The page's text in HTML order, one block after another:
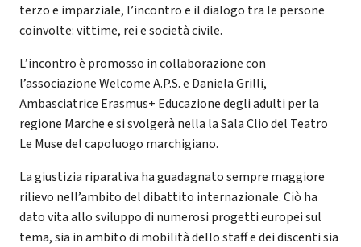
terzo e imparziale, l’incontro e il dialogo tra le persone
coinvolte: vittime, rei e società civile.
L’incontro è promosso in collaborazione con
l’associazione Welcome A.P.S. e Daniela Grilli,
Ambasciatrice Erasmus+ Educazione degli adulti per la
regione Marche e si svolgerà nella la Sala Clio del Teatro
Le Muse del capoluogo marchigiano.
La giustizia riparativa ha guadagnato sempre maggiore
rilievo nell’ambito del dibattito internazionale. Ciò ha
dato vita allo sviluppo di numerosi progetti europei sul
tema, sia in ambito di mobilità dello staff e dei discenti sia